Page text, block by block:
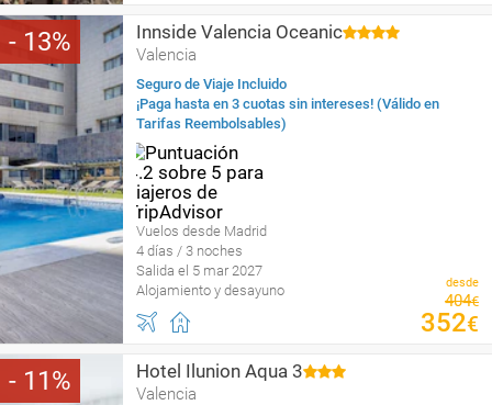
13 Innside Valencia Oceanic
Valencia
Seguro de Viaje Incluido
¡Paga hasta en 3 cuotas sin intereses! (Válido en
Tarifas Reembolsables)
Vuelos desde Madrid
4 días / 3 noches
Salida el 5 mar 2027
Alojamiento y desayuno
desde
404€
352€
11 Hotel Ilunion Aqua 3
Valencia